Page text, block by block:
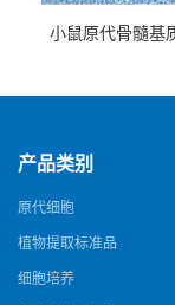
小鼠原代骨髓基
产品类别
原代细胞
植物提取标准品
细胞培养